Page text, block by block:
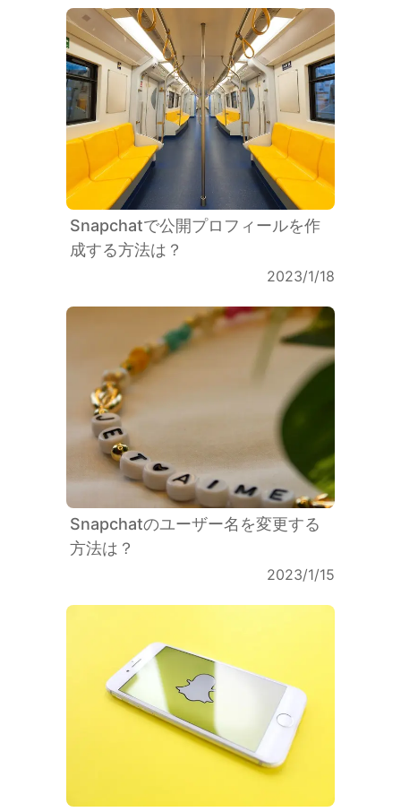
Snapchatで公開プロフィールを作
成する方法は？
2023/1/18
Snapchatのユーザー名を変更する
方法は？
2023/1/15